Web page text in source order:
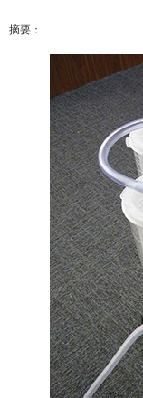
摘要：